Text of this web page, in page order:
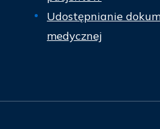
Udostępnianie
medycznej